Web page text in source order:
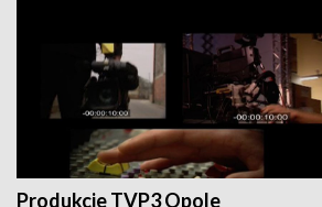
Produkcje TVP3 Opole